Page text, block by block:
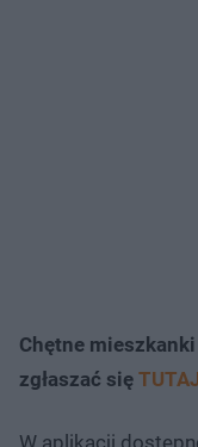
Chętne
zgłaszać się
W aplikacji